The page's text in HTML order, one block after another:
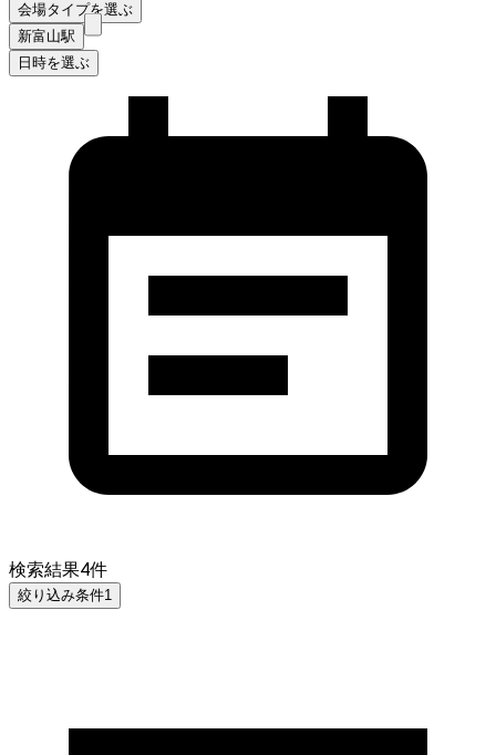
会場タイプを選ぶ
新富山駅
日時を選ぶ
検索結果4件
絞り込み条件1